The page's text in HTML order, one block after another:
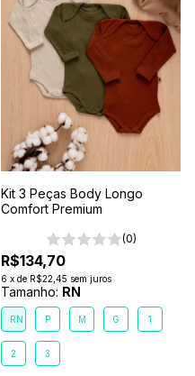
Kit 3 Peças Body Longo
Comfort Premium
(0)
R$134,70
6 x de R$22,45 sem juros
Tamanho: RN
RN P M G 1
2 3